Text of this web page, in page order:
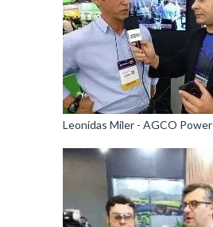
Leonidas Miler - AGCO Power